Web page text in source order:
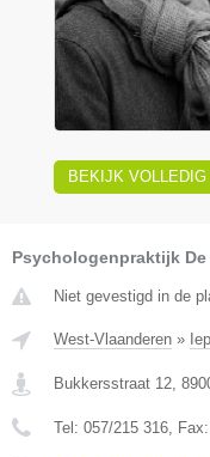
BEKIJK VOLLEDIG
Psychologenpraktijk De
Niet gevestigd in de
West-Vlaanderen »
Bukkersstraat 12
Tel: 057/215 316 , Fax: